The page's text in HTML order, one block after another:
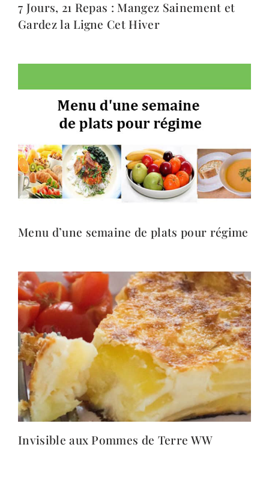
7 Jours, 21 Repas : Mangez Sainement et
Gardez la Ligne Cet Hiver
Menu d’une semaine de plats pour régime
Invisible aux Pommes de Terre WW